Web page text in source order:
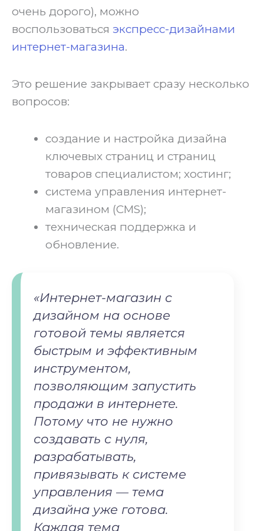
очень дорого), можно
воспользоваться экспресс-дизайнами
интернет-магазина.
‍Это решение закрывает сразу несколько
вопросов:
создание и настройка дизайна
ключевых страниц и страниц
товаров специалистом; хостинг;
система управления интернет-
магазином (CMS);
техническая поддержка и
обновление.
«Интернет-магазин с
дизайном на основе
готовой темы является
быстрым и эффективным
инструментом,
позволяющим запустить
продажи в интернете.
Потому что не нужно
создавать с нуля,
разрабатывать,
привязывать к системе
управления — тема
дизайна уже готова.
Каждая тема